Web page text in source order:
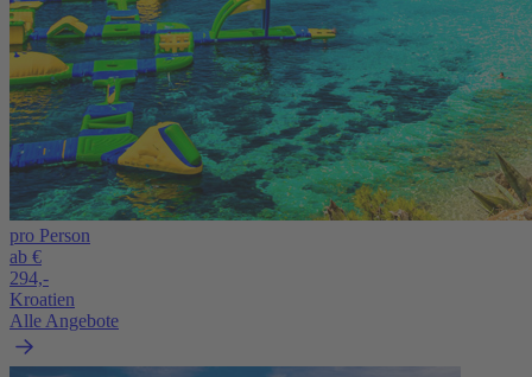
pro Person
ab €
294,-
Kroatien
Alle Angebote